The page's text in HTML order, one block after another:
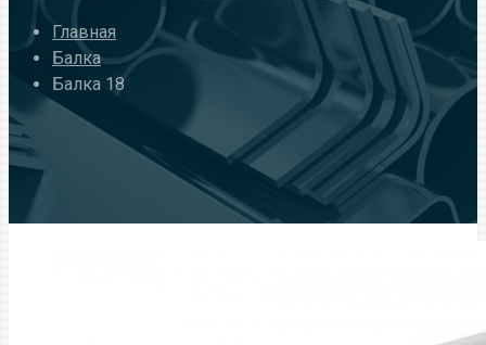
Главная
Балка
Балка 18